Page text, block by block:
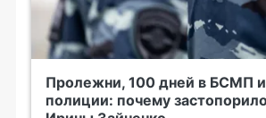
Пролежни, 100 дней в БСМП и
полиции: почему